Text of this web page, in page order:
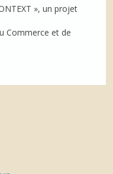
», un projet
Commerce et de